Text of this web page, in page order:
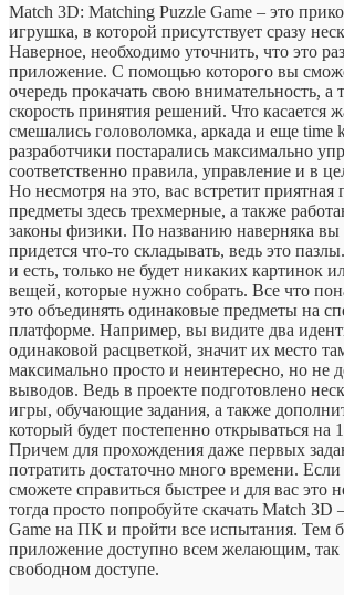
Match 3D: Matching Puzzle Game – это
игрушка, в которой присутствует сразу
Наверное, необходимо уточнить, что это
приложение. С помощью которого вы
очередь прокачать свою внимательность, а
скорость принятия решений. Что касается
смешались головоломка, аркада и еще time
разработчики постарались максимально
соответственно правила, управление и в
Но несмотря на это, вас встретит приятная
предметы здесь трехмерные, а также
законы физики. По названию наверняка вы
придется что-то складывать, ведь это
и есть, только не будет никаких картинок
вещей, которые нужно собрать. Все что
это объединять одинаковые предметы на
платформе. Например, вы видите два
одинаковой расцветкой, значит их место
максимально просто и неинтересно, но не
выводов. Ведь в проекте подготовлено
игры, обучающие задания, а также
который будет постепенно открываться на
Причем для прохождения даже первых
потратить достаточно много времени.
сможете справиться быстрее и для вас это
тогда просто попробуйте скачать Match
Game на ПК и пройти все испытания. Тем
приложение доступно всем желающим, так
свободном доступе.